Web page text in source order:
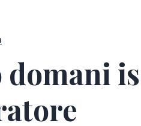
domani